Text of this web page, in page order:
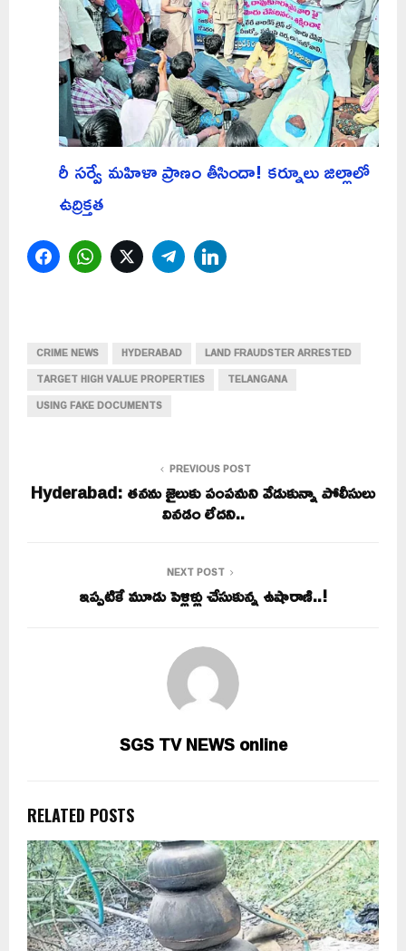
రీ సర్వే మహిళా ప్రాణం తీసిందా! కర్నూలు జిల్లాలో
ఉద్రిక్తత
FacebookWhatsAppTwitterTelegram
CRIME NEWS HYDERABAD
LAND FRAUDSTER ARRESTED
TARGET HIGH VALUE PROPERTIES
TELANGANA
USING FAKE DOCUMENTS
PREVIOUS POST
Hyderabad: తనను జైలుకు పంపమని వేడుకున్నా పోలీసులు
వినడం లేదని..
NEXT POST
ఇప్పటికే మూడు పెళ్లిళ్లు చేసుకున్న ఉషారాణి..!
SGS TV NEWS online
RELATED POSTS